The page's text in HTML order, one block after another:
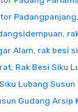
Padangpanjang,
,
Alam, rak besi
, Rak Besi Siku
Lubang
Gudang Arsip